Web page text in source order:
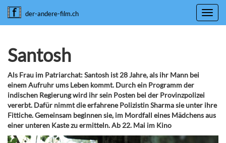
der-andere-film.ch
Santosh
Als Frau im Patriarchat: Santosh ist 28 Jahre, als ihr Mann bei
einem Aufruhr ums Leben kommt. Durch ein Programm der
indischen Regierung wird ihr sein Posten bei der Provinzpolizei
vererbt. Dafür nimmt die erfahrene Polizistin Sharma sie unter ihre
Fittiche. Gemeinsam beginnen sie, im Mordfall eines Mädchens aus
einer unteren Kaste zu ermitteln. Ab 22. Mai im Kino